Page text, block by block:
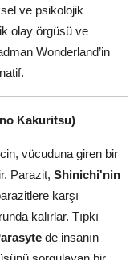
ve psikolojik
olay örgüsü ve
Wonderland’in
Kakuritsu)
vücuduna giren bir
Parazit, Shinichi'nin
karşı
kalırlar. Tıpkı
de insanın